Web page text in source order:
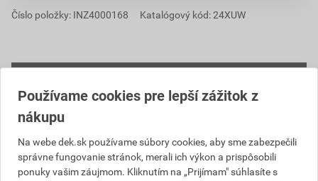
Číslo položky: INZ4000168 Katalógový kód: 24XUW
KG-systém je plastový potrubný systém určený pre
beztlakové kanalizačné siete a prípojky uložené v
zemi. Jedná sa o ucelený systém výrobkov z rúrok a
tvaroviek z polyvinylchloridu (PVC-U) vyrábaných v
Používame cookies pre lepší zážitok z
nákupu
Na webe dek.sk používame súbory cookies, aby sme zabezpečili
správne fungovanie stránok, merali ich výkon a prispôsobili
ponuky vašim záujmom. Kliknutím na „Prijímam" súhlasíte s